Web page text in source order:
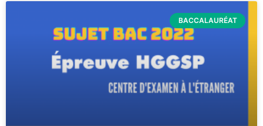
BACCALAURÉAT